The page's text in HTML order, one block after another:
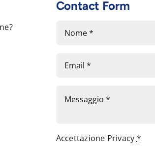
Contact Form
Accettazione Privacy *